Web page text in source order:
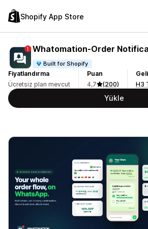
Shopify App Store
Whatomation‑Order
Built for Shopify
Fiyatlandırma
Ücretsiz plan mevcut
Puan
4,7
(200)
H3
Yükle